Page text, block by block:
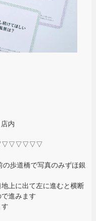
内
▽▽▽▽▽▽▽
の歩道橋で写真のみずほ銀
上に出て左に進むと横断
進みます